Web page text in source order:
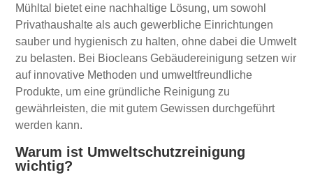
Mühltal bietet eine nachhaltige Lösung, um sowohl
Privathaushalte als auch gewerbliche Einrichtungen
sauber und hygienisch zu halten, ohne dabei die Umwelt
zu belasten. Bei Biocleans Gebäudereinigung setzen wir
auf innovative Methoden und umweltfreundliche
Produkte, um eine gründliche Reinigung zu
gewährleisten, die mit gutem Gewissen durchgeführt
werden kann.
Warum ist Umweltschutzreinigung
wichtig?